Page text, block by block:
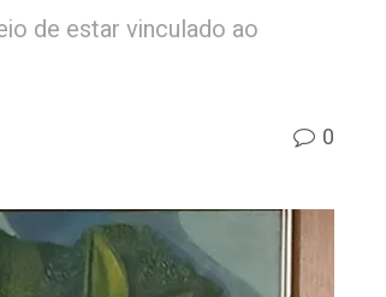
de estar vinculado ao
0